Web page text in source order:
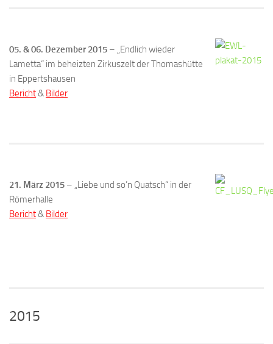
05. & 06. Dezember 2015 – „Endlich wieder
Lametta“ im beheizten Zirkuszelt der Thomashütte
in Eppertshausen
Bericht& Bilder
21. März 2015 – „Liebe und so’n Quatsch“ in der
Römerhalle
Bericht& Bilder
2015